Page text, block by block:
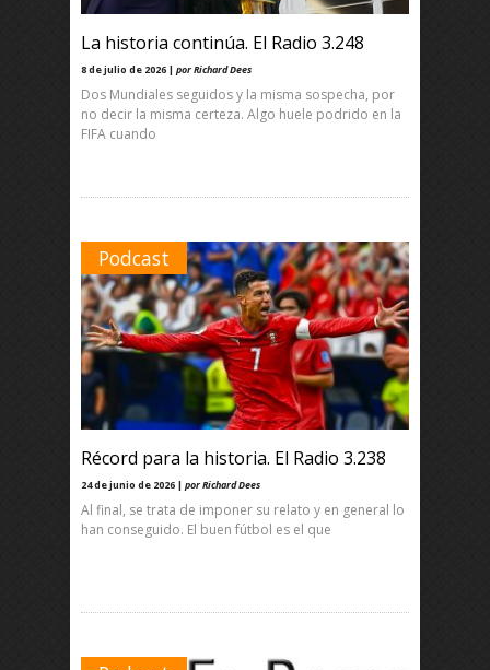
La historia continúa. El Radio 3.248
8 de julio de 2026 | por Richard Dees
Dos Mundiales seguidos y la misma sospecha, por
no decir la misma certeza. Algo huele podrido en la
FIFA cuando
Podcast
Récord para la historia. El Radio 3.238
24 de junio de 2026 | por Richard Dees
Al final, se trata de imponer su relato y en general lo
han conseguido. El buen fútbol es el que